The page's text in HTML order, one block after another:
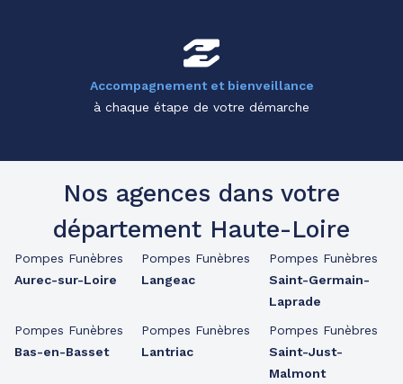
Accompagnement et bienveillance
à chaque étape de votre démarche
Nos agences dans votre
département Haute-Loire
Pompes Funèbres
Aurec-sur-Loire
Pompes Funèbres
Bas-en-Basset
Pompes Funèbres
Langeac
Pompes Funèbres
Lantriac
Pompes Funèbres
Saint-Germain-
Laprade
Pompes Funèbres
Saint-Just-
Malmont